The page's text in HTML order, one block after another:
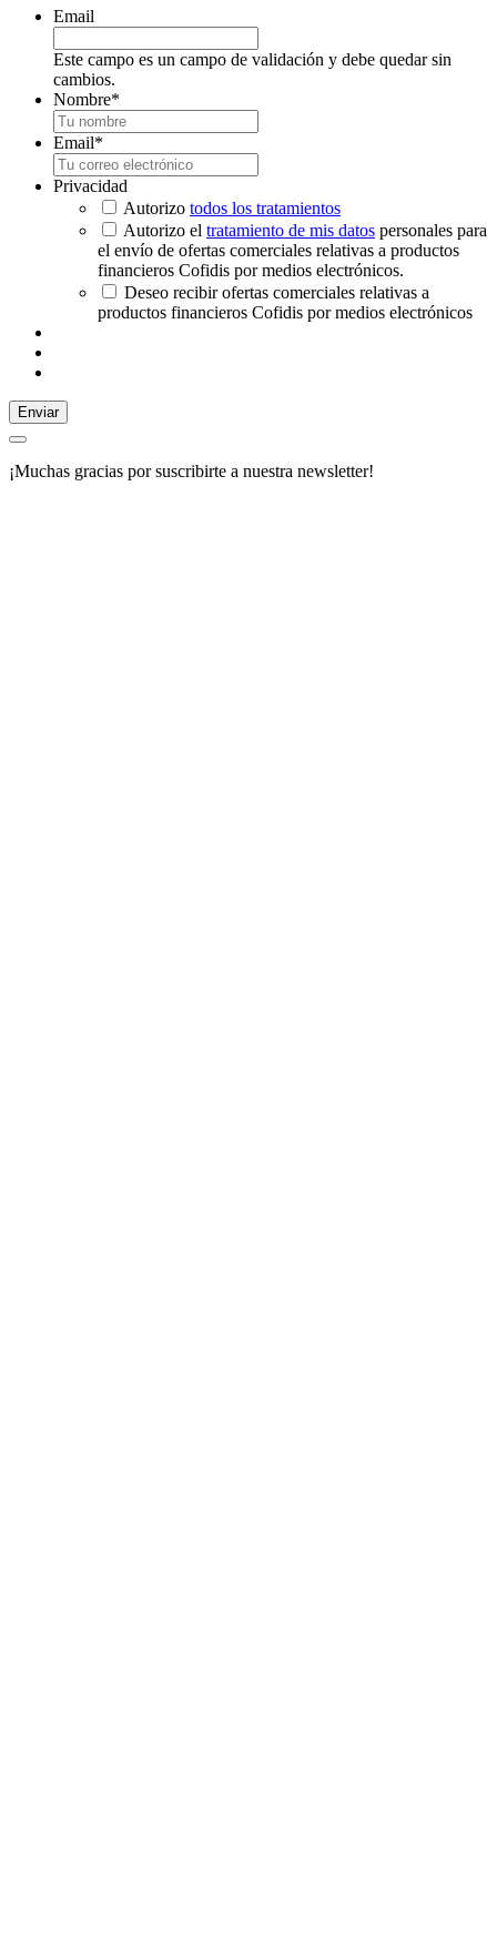
Email
Este campo es un campo de validación y debe quedar sin
cambios.
Nombre*
Email*
Privacidad
Autorizo todos los tratamientos
Autorizo el tratamiento de mis datos personales para
el envío de ofertas comerciales relativas a productos
financieros Cofidis por medios electrónicos.
Deseo recibir ofertas comerciales relativas a
productos financieros Cofidis por medios electrónicos
Enviar
¡Muchas gracias por suscribirte a nuestra newsletter!